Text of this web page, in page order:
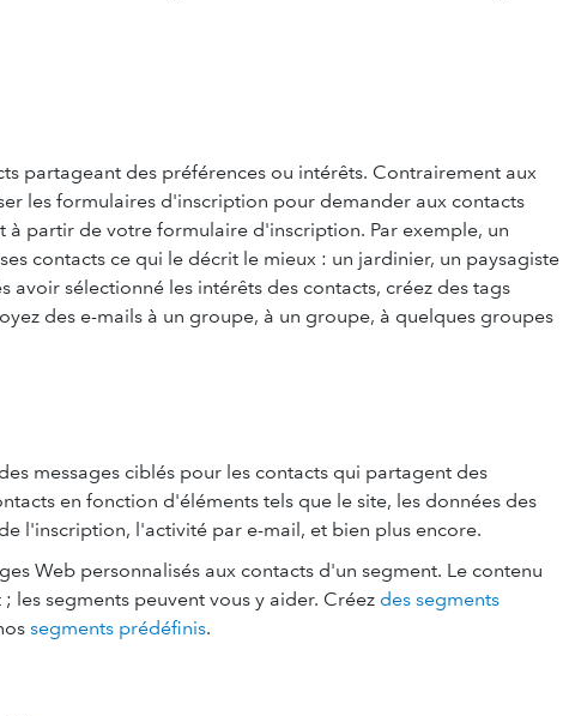
partageant des préférences ou intérêts. Contrairement aux
les formulaires d'inscription pour demander aux contacts
partir de votre formulaire d'inscription. Par exemple, un
contacts ce qui le décrit le mieux : un jardinier, un paysagiste
avoir sélectionné les intérêts des contacts, créez des tags
des e-mails à un groupe, à un groupe, à quelques groupes
messages ciblés pour les contacts qui partagent des
en fonction d'éléments tels que le site, les données des
l'inscription, l'activité par e-mail, et bien plus encore.
Web personnalisés aux contacts d'un segment. Le contenu
les segments peuvent vous y aider. Créez des segments
segments prédéfinis.